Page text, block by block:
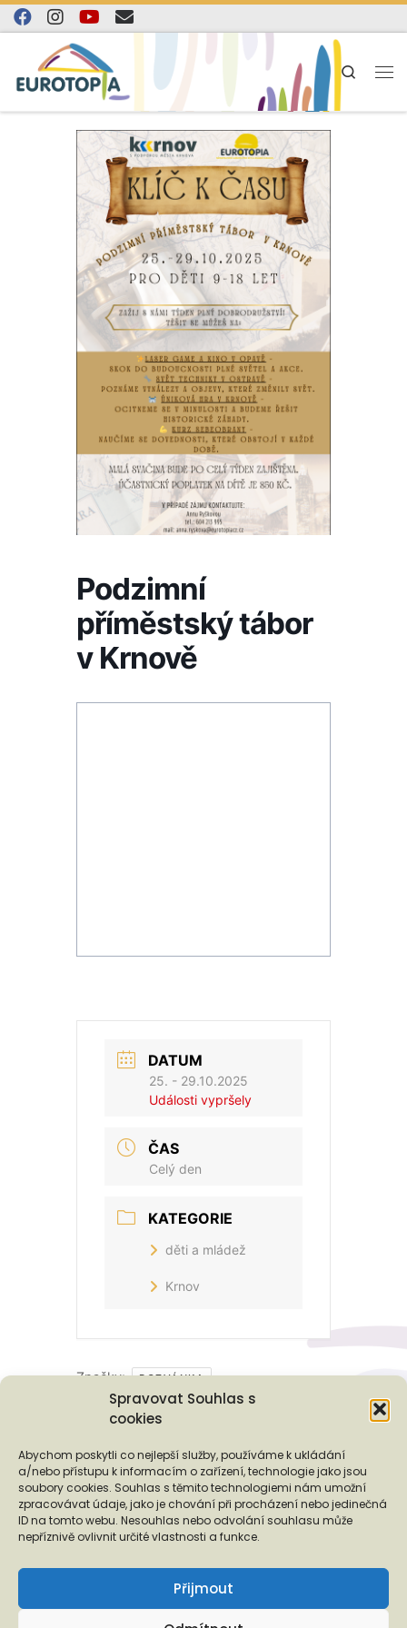
Spravovat Souhlas s
cookies
Abychom poskytli co nejlepší služby, používáme k ukládání
a/nebo přístupu k informacím o zařízení, technologie jako jsou
soubory cookies. Souhlas s těmito technologiemi nám umožní
zpracovávat údaje, jako je chování při procházení nebo jedinečná
ID na tomto webu. Nesouhlas nebo odvolání souhlasu může
nepříznivě ovlivnit určité vlastnosti a funkce.
Přijmout
Skip to content
Search
Podzimní
příměstský tábor
v Krnově
DATUM
25. - 29.10.2025
Události vypršely
ČAS
Celý den
KATEGORIE
děti a mládež
Krnov
Značky: POZVÁNKA
Podporují nás...
❬ ❭